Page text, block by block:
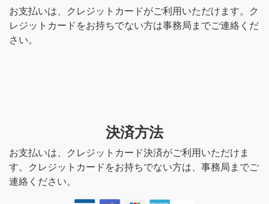
お支払いは、クレジットカードがご利用いただけます。ク
レジットカードをお持ちでない方は事務局までご連絡くだ
さい。
決済方法
お支払いは、クレジットカード決済がご利用いただけま
す。クレジットカードをお持ちでない方は、事務局までご
連絡ください。